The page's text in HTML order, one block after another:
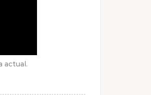
actual.